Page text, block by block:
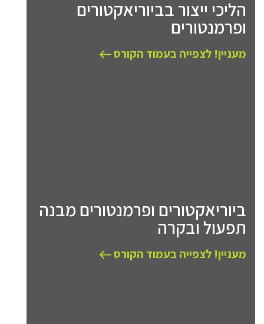
הליכי ייצור בביוריאקטורים
ופרמנטורים
מעניין! לצפייה בעמוד הקורס
ביוריאקטורים ופרמנטורים מבנה
תפעול ובקרה
מעניין! לצפייה בעמוד הקורס